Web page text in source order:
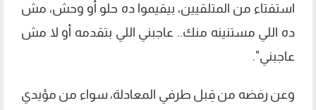
استفتاء من المتلقيين، بيقيموا ده حلو أو وحش، مش
ده اللي مستنينه منك.. عاجبني اللي بتقدمه أو لا مش
عاجبني".
وعن رفضه من قِبل طرفي المعادلة، سواء من مؤيدي